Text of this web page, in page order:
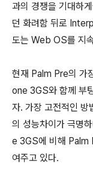
과의 경쟁을 기대하
던 화려함 뒤로
도는 Web OS를 지
현재 Palm Pre의 가
one 3GS와 함께 부
자. 가장 고전적인 방
의 성능차이가 극명
e 3GS에 비해 Palm
여주고 있다.